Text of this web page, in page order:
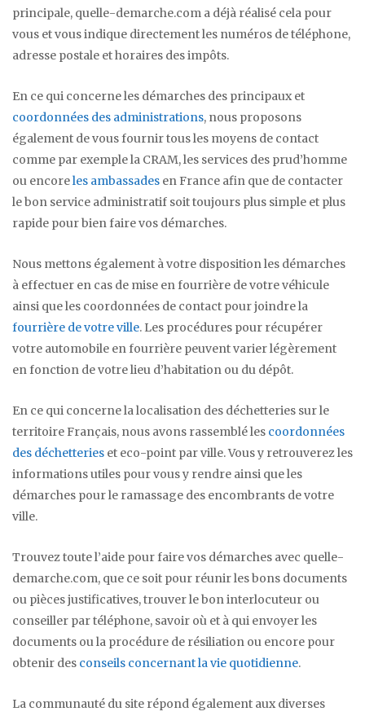
principale, quelle-demarche.com a déjà réalisé cela pour
vous et vous indique directement les numéros de téléphone,
adresse postale et horaires des impôts.
En ce qui concerne les démarches des principaux et
coordonnées des administrations, nous proposons
également de vous fournir tous les moyens de contact
comme par exemple la CRAM, les services des prud’homme
ou encoreles ambassades en France afin que de contacter
le bon service administratif soit toujours plus simple et plus
rapide pour bien faire vos démarches.
Nous mettons également à votre disposition les démarches
à effectuer en cas de mise en fourrière de votre véhicule
ainsi que les coordonnées de contact pour joindre la
fourrière de votre ville. Les procédures pour récupérer
votre automobile en fourrière peuvent varier légèrement
en fonction de votre lieu d’habitation ou du dépôt.
En ce qui concerne la localisation des déchetteries sur le
territoire Français, nous avons rassemblé les coordonnées
des déchetteries et eco-point par ville. Vous y retrouverez les
informations utiles pour vous y rendre ainsi que les
démarches pour le ramassage des encombrants de votre
ville.
Trouvez toute l’aide pour faire vos démarches avec quelle-
demarche.com, que ce soit pour réunir les bons documents
ou pièces justificatives, trouver le bon interlocuteur ou
conseiller par téléphone, savoir où et à qui envoyer les
documents ou la procédure de résiliation ou encore pour
obtenir des conseils concernant la vie quotidienne.
La communauté du site répond également aux diverses